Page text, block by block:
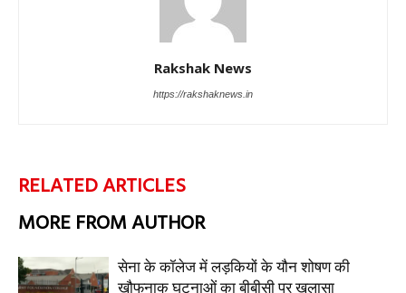
Rakshak News
https://rakshaknews.in
RELATED ARTICLES
MORE FROM AUTHOR
सेना के कॉलेज में लड़कियों के यौन शोषण की
खौफनाक घटनाओं का बीबीसी पर खुलासा